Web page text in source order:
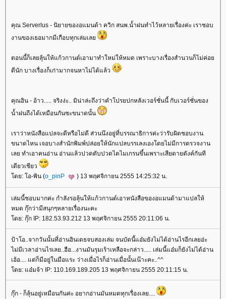
คุณ Serverlus - นิยายของอแมนด้า ควิก สนพ.น้ำฝนทำไว้หลายเรื่องค่ะ เราชอบ
งานของเธอมากมีเกือบทุกเล่มเล
ตอนนี้ก็เลยลุ้นให้แก้วกานต์เอามาทำใหม่ให้หมด เพราะบางเรื่องสำนวนก็ไม่ค่อ
ดีนัก บางเรื่องก็เก่ามากจนหาไม่ได้แล้ว
คุณอิน - อ้าว..... จริงง่ะ.. มิน่าล่ะถึงว่าคำโปรยปกหลังเวอร์ชั่นนี้ กับเวอร์ชั่นของ
น้ำฝนถึงได้เหมือนกันซะขนาดนั้น
เราว่าหนังสือแปลจะดีหรือไม่ดี ส่วนนึงอยู่ที่บรรณาธิการค่ะว่ารับผิดชอบงาน
ขนาดไหน เจอบางสำนักพิมพ์ปล่อยให้นักแปลบรรเลงเองโดยไม่มีการตรวจงาน
เลย ทำเอาคนอ่าน อ่านแล้วปวดตับปวดไตไมเกรนขึ้นเพราะเสียดายตังค์กันที
เดียวเชียว
ดย: โอ-พิน (o_pinP ) 13 พฤศจิกายน 2555 14:25:32 น.
เล่มนี้ชอบมากค่ะ กำลังรอลุ้นให้แก้วกานต์เอาหนังสือของอแมนด้ามาแปลให้
หมด กุ๊กว่ามีสนุกๆหลายเรื่องนะคะ
ดย: กุ๊ก IP: 182.53.93.212 13 พฤศจิกายน 2555 20:11:06 น.
ป้าโอ..จากวันนั้นที่อ่านอินเดธจบสองเล่ม จนบัดนี้แอ๋มยังไม่ได้อ่านไรอีกเลยอ่ะ
ไม่มีเวลาอ่านไรเลย..ฮือ...งานมันรุมเร้าเหลือจะกล่าว..... เล่มนี้แอ๋มก็ยังไม่ได้อ่าน
เฮ้อ.... แต่ก็มีอยู่ในมือแระ ว่างเมื่อไรก็อ่านเมื่อนั้นเน๊าะคะ..^^
ดย: แอ๋มจ้า IP: 110.169.189.205 13 พฤศจิกายน 2555 20:11:15 น.
กุ๊ก - ก็ลุ้นอยู่เหมือนกันค่ะ อยากอ่านมันหมดทุกเรื่องเลย....